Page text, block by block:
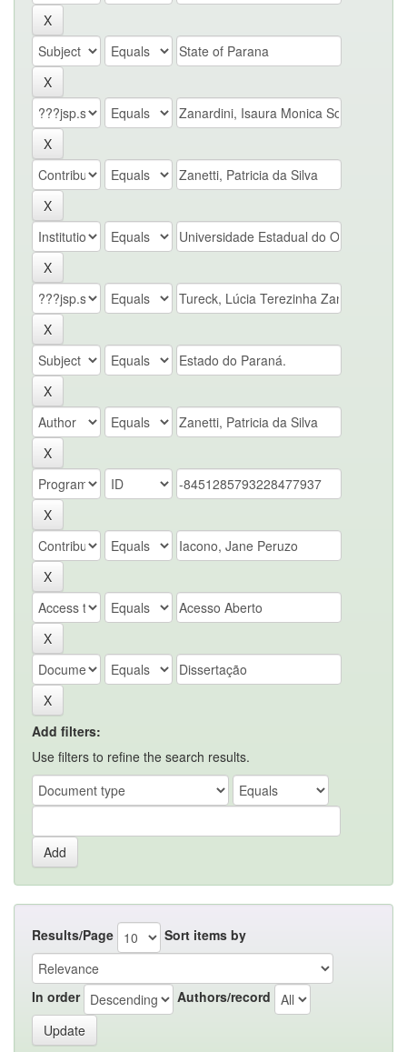
Add filters:
Use filters to refine the search results.
Results/Page Sort items by
In order Authors/record